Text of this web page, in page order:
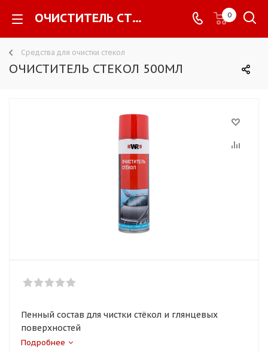
ОЧИСТИТЕЛЬ СТЕКОЛ 500МЛ - 0
Средства для очистки стекол
ОЧИСТИТЕЛЬ СТЕКОЛ 500МЛ
Пенный состав для чистки стёкол и глянцевых
поверхностей
Подробнее